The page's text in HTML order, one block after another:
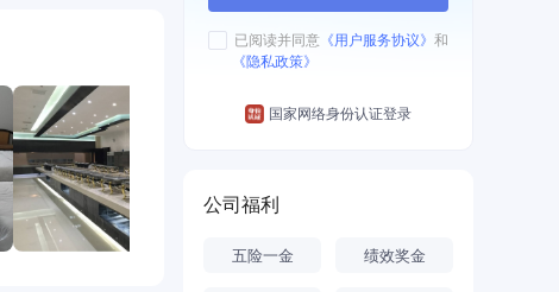
已阅读并同意 《用户服务协议》 和
《隐私政策》
国家网络身份认证登录
公司福利
五险一金 绩效奖金